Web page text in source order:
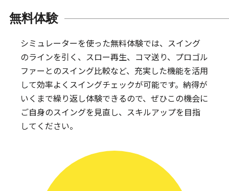
無料体験
シミュレーターを使った無料体験では、スイング
のラインを引く、スロー再生、コマ送り、プロゴル
ファーとのスイング比較など、充実した機能を活用
して効率よくスイングチェックが可能です。納得が
いくまで繰り返し体験できるので、ぜひこの機会に
ご自身のスイングを見直し、スキルアップを目指
してください。